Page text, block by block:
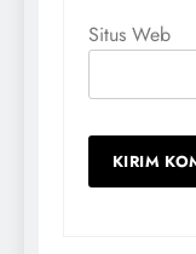
Situs Web